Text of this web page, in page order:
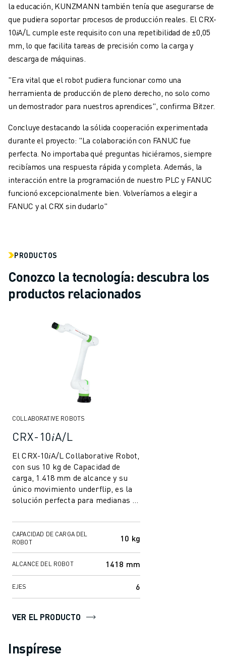
la educación, KUNZMANN también tenía que asegurarse de
que pudiera soportar procesos de producción reales. El CRX-
10𝑖A/L cumple este requisito con una repetibilidad de ±0,05
mm, lo que facilita tareas de precisión como la carga y
descarga de máquinas.
"Era vital que el robot pudiera funcionar como una
herramienta de producción de pleno derecho, no solo como
un demostrador para nuestros aprendices", confirma Bitzer.
Concluye destacando la sólida cooperación experimentada
durante el proyecto: "La colaboración con FANUC fue
perfecta. No importaba qué preguntas hiciéramos, siempre
recibíamos una respuesta rápida y completa. Además, la
interacción entre la programación de nuestro PLC y FANUC
funcionó excepcionalmente bien. Volveríamos a elegir a
FANUC y al CRX sin dudarlo"
PRODUCTOS
Conozco la tecnología: descubra los
productos relacionados
COLLABORATIVE ROBOTS
CRX-10𝑖A/L
El CRX-10𝑖A/L Collaborative Robot,
con sus 10 kg de Capacidad de
carga, 1.418 mm de alcance y su
único movimiento underflip, es la
solución perfecta para medianas y
para...
CAPACIDAD DE CARGA DEL
ROBOT
10 kg
ALCANCE DEL ROBOT 1418 mm
EJES 6
VER EL PRODUCTO
Inspírese